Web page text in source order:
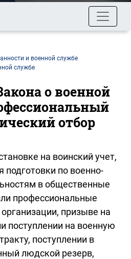
и военной службе
службе
о военной
отбор
на воинский учет,
подготовки по военно-
в общественные
профессиональные
призыве на
поступлении на военную
поступлении в
людской резерв,